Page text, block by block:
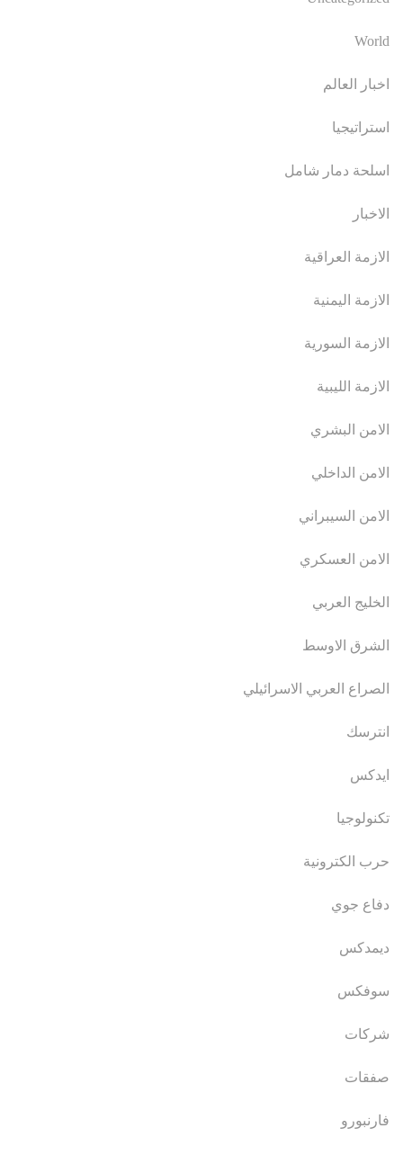
World
اخبار العالم
استراتيجيا
اسلحة دمار شامل
الاخبار
الازمة العراقية
الازمة اليمنية
الازمة السورية
الازمة الليبية
الامن البشري
الامن الداخلي
الامن السيبراني
الامن العسكري
الخليج العربي
الشرق الاوسط
الصراع العربي الاسرائيلي
انترسك
ايدكس
تكنولوجيا
حرب الكترونية
دفاع جوي
ديمدكس
سوفكس
شركات
صفقات
فارنبورو